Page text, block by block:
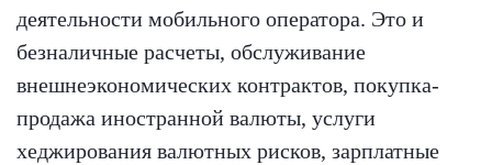
деятельности мобильного оператора. Это и
безналичные расчеты, обслуживание
внешнеэкономических контрактов, покупка-
продажа иностранной валюты, услуги
хеджирования валютных рисков, зарплатные